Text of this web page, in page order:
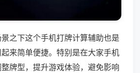
之下这个手机打牌计算辅助也是
来简单便捷。特别是在大家手机
牌型，提升游戏体验，避免影响